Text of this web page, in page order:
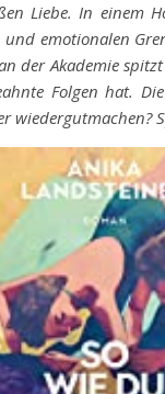
Liebe. In einem
emotionalen
der Akademie
Folgen hat.